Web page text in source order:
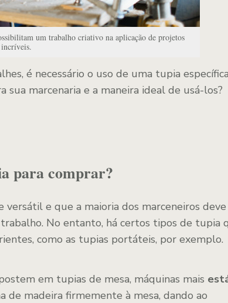
um trabalho criativo na aplicação de projetos
incríveis.
é necessário o uso de uma tupia
marcenaria e a maneira ideal de usá-los?
para comprar?
e que a maioria dos marceneiros deve
No entanto, há certos tipos de tupia
como as tupias portáteis, por exemplo.
em tupias de mesa, máquinas mais
de madeira firmemente à mesa, dando ao